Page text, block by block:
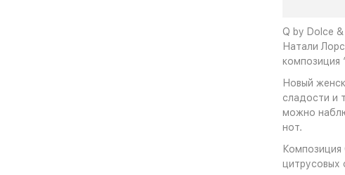
Q by Dolce
Натали
композиция
Новый
сладости и
можно
нот.
цитрусовых